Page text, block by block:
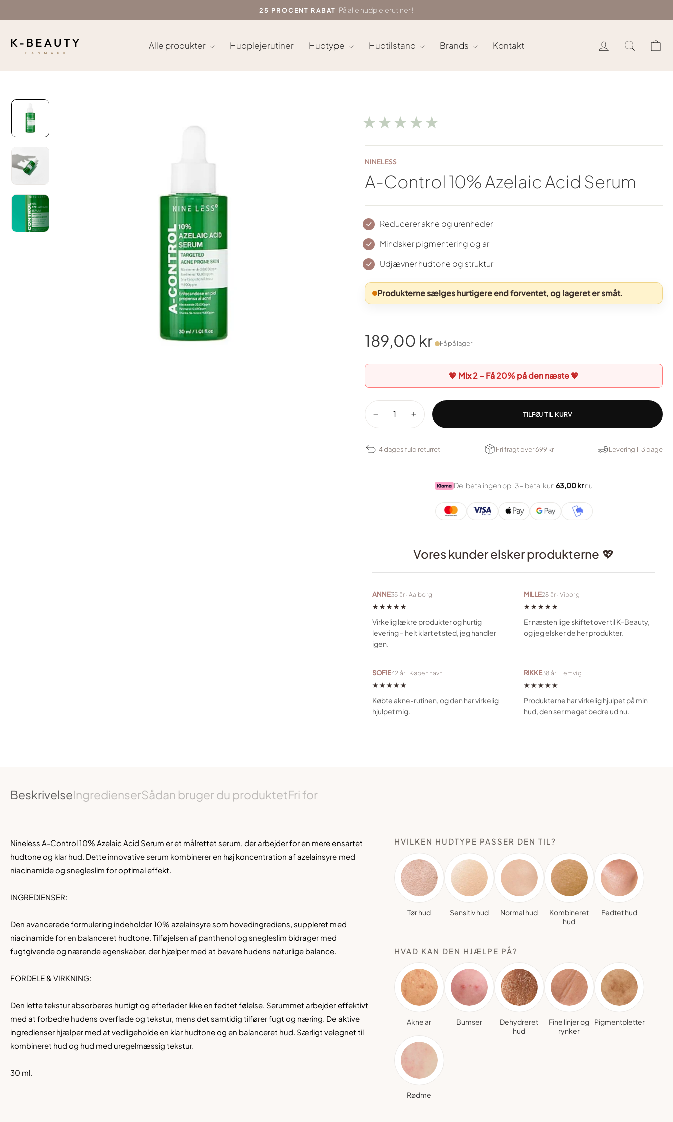
Sæt
på
25 PROCENT RABAT På alle hudplejerutiner !
Alle produkter Hudplejerutiner Hudtype Hudtilstand Brands Kontakt Log ind Søg
★★★★★
NINELESS
A-Control 10% Azelaic Acid Serum
Reducerer akne og urenheder
Mindsker pigmentering og ar
Udjævner hudtone og struktur
Produkterne sælges hurtigere end forventet, og lageret er småt.
pris
189,00 kr Få på lager
💖 Mix 2 – Få20%på den næste 💖
+
TILFØJ TIL KURV
14 dages fuld returret Fri fragt over 699 kr Levering 1-3 dage
Del betalingen op i 3 – betal kun63,00 krnu
Vores kunder elsker produkterne 💖
ANNE35 år · Aalborg
★★★★★
Virkelig lækre produkter og hurtig
levering – helt klart et sted, jeg handler
igen.
MILLE28 år · Viborg
★★★★★
Er næsten lige skiftet over til K-Beauty,
og jeg elsker de her produkter.
SOFIE42 år · København
★★★★★
Købte akne-rutinen, og den har virkelig
hjulpet mig.
RIKKE38 år · Lemvig
★★★★★
Produkterne har virkelig hjulpet på min
hud, den ser meget bedre ud nu.
BeskrivelseIngredienserSådan bruger du produktetFri for
Nineless A-Control 10% Azelaic Acid Serum er et målrettet serum, der arbejder for en mere ensartet
hudtone og klar hud. Dette innovative serum kombinerer en høj koncentration af azelainsyre med
niacinamide og snegleslim for optimal effekt.
INGREDIENSER:
Den avancerede formulering indeholder 10% azelainsyre som hovedingrediens, suppleret med
niacinamide for en balanceret hudtone. Tilføjelsen af panthenol og snegleslim bidrager med
fugtgivende og nærende egenskaber, der hjælper med at bevare hudens naturlige balance.
FORDELE & VIRKNING:
Den lette tekstur absorberes hurtigt og efterlader ikke en fedtet følelse. Serummet arbejder effektivt
med at forbedre hudens overflade og tekstur, mens det samtidig tilfører fugt og næring. De aktive
ingredienser hjælper med at vedligeholde en klar hudtone og en balanceret hud. Særligt velegnet til
kombineret hud og hud med uregelmæssig tekstur.
30 ml.
HVILKEN HUDTYPE PASSER DEN TIL?
Tør hud Sensitiv hud Normal hud
Kombineret
hud
Fedtet hud
HVAD KAN DEN HJÆLPE PÅ?
Akne ar Bumser
Dehydreret
hud
Fine linjer og
rynker
Pigmentpletter
Rødme